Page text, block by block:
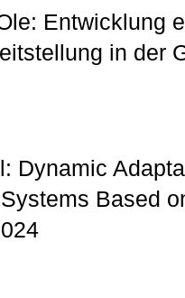
Entwicklung
in der
Dynamic
Based